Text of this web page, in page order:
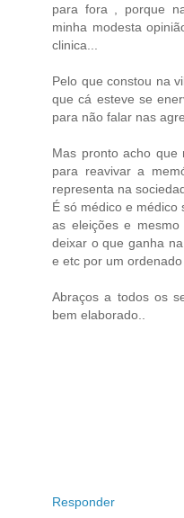
para fora , porque
minha modesta
clinica...
Pelo que constou na
que cá esteve se
para não falar nas
Mas pronto acho que
para reavivar a
representa na
É só médico e médico
as eleições e
deixar o que ganha
e etc por um
Abraços a todos os
bem elaborado..
Responder